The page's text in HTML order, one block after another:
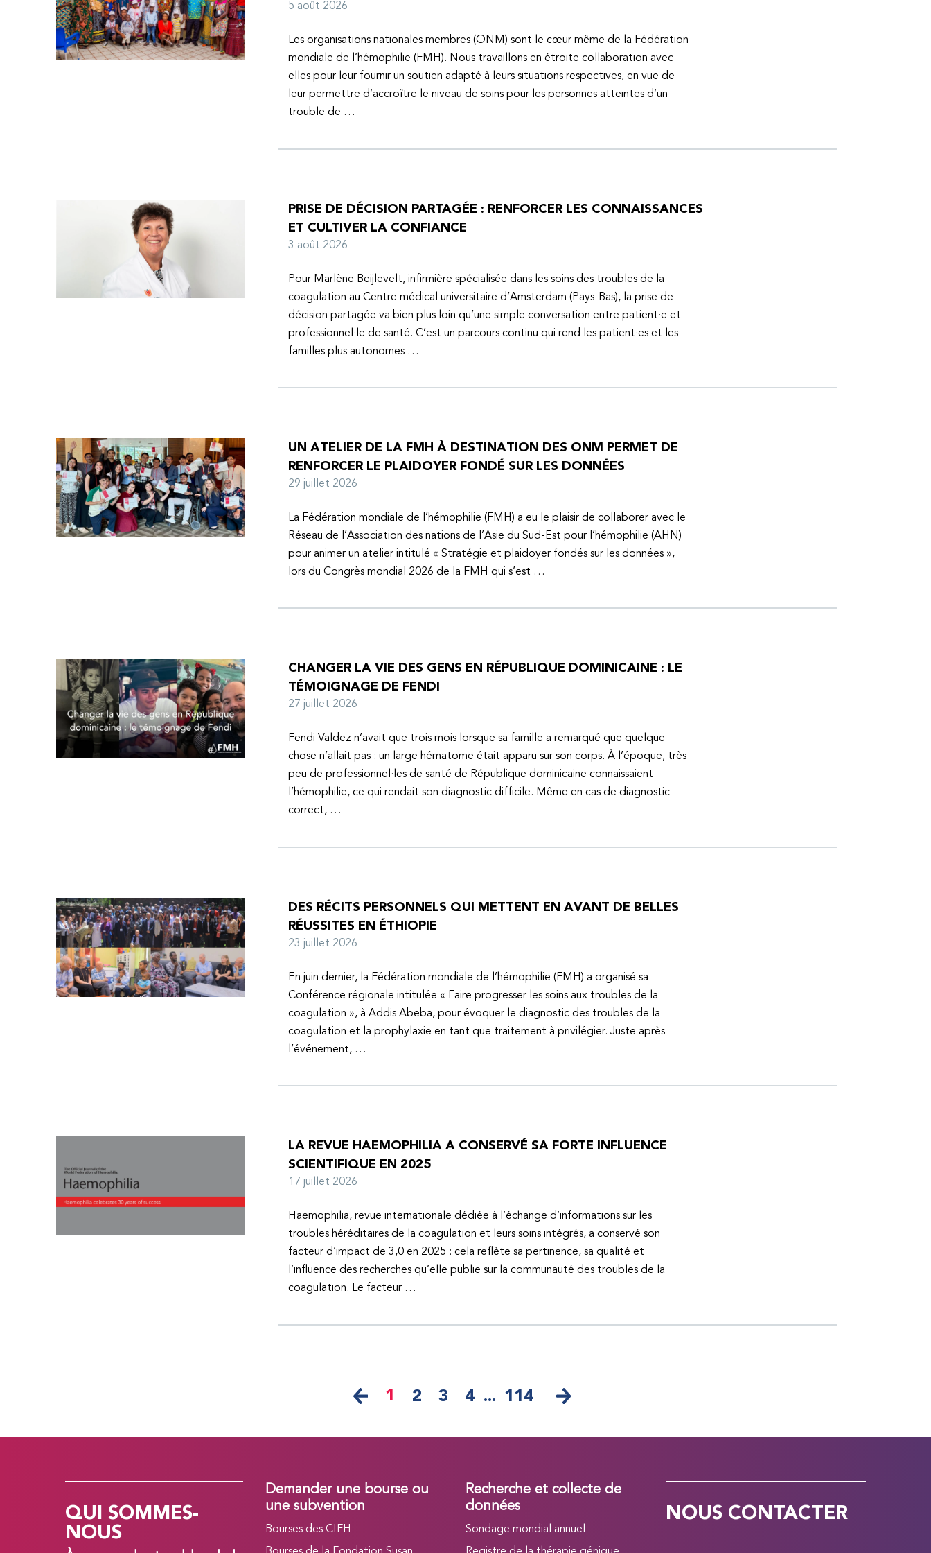
l’espoir d’une vie meilleure.
5 août 2026
Les organisations nationales membres (ONM) sont le cœur même de la Fédération
mondiale de l’hémophilie (FMH). Nous travaillons en étroite collaboration avec
elles pour leur fournir un soutien adapté à leurs situations respectives, en vue de
leur permettre d’accroître le niveau de soins pour les personnes atteintes d’un
trouble de …
PRISE DE DÉCISION PARTAGÉE : RENFORCER LES CONNAISSANCES
ET CULTIVER LA CONFIANCE
3 août 2026
Pour Marlène Beijlevelt, infirmière spécialisée dans les soins des troubles de la
coagulation au Centre médical universitaire d’Amsterdam (Pays-Bas), la prise de
décision partagée va bien plus loin qu’une simple conversation entre patient·e et
professionnel·le de santé. C’est un parcours continu qui rend les patient·es et les
familles plus autonomes …
UN ATELIER DE LA FMH À DESTINATION DES ONM PERMET DE
RENFORCER LE PLAIDOYER FONDÉ SUR LES DONNÉES
29 juillet 2026
La Fédération mondiale de l’hémophilie (FMH) a eu le plaisir de collaborer avec le
Réseau de l’Association des nations de l’Asie du Sud-Est pour l’hémophilie (AHN)
pour animer un atelier intitulé « Stratégie et plaidoyer fondés sur les données »,
lors du Congrès mondial 2026 de la FMH qui s’est …
CHANGER LA VIE DES GENS EN RÉPUBLIQUE DOMINICAINE : LE
TÉMOIGNAGE DE FENDI
27 juillet 2026
Fendi Valdez n’avait que trois mois lorsque sa famille a remarqué que quelque
chose n’allait pas : un large hématome était apparu sur son corps. À l’époque, très
peu de professionnel·les de santé de République dominicaine connaissaient
l’hémophilie, ce qui rendait son diagnostic difficile. Même en cas de diagnostic
correct, …
DES RÉCITS PERSONNELS QUI METTENT EN AVANT DE BELLES
RÉUSSITES EN ÉTHIOPIE
23 juillet 2026
En juin dernier, la Fédération mondiale de l’hémophilie (FMH) a organisé sa
Conférence régionale intitulée « Faire progresser les soins aux troubles de la
coagulation », à Addis Abeba, pour évoquer le diagnostic des troubles de la
coagulation et la prophylaxie en tant que traitement à privilégier. Juste après
l’événement, …
LA REVUE HAEMOPHILIA A CONSERVÉ SA FORTE INFLUENCE
SCIENTIFIQUE EN 2025
17 juillet 2026
Haemophilia, revue internationale dédiée à l’échange d’informations sur les
troubles héréditaires de la coagulation et leurs soins intégrés, a conservé son
facteur d’impact de 3,0 en 2025 : cela reflète sa pertinence, sa qualité et
l’influence des recherches qu’elle publie sur la communauté des troubles de la
coagulation. Le facteur …
1 2 3 4 ... 114
QUI SOMMES-
NOUS
Demander une bourse ou
une subvention
Bourses des CIFH
Recherche et collecte de
données
Sondage mondial annuel
NOUS CONTACTER